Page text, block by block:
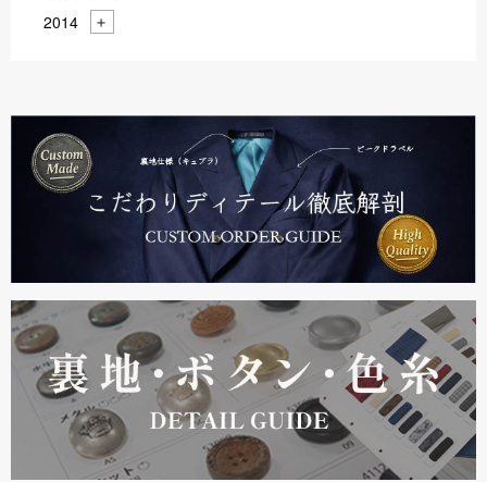
2014